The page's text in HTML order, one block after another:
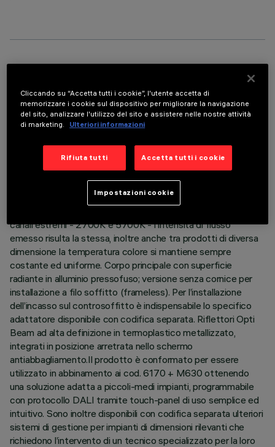
ULTIMO AGGIORNAMENTO: 05/08/2026
DESCRIZIONE
Apparecchio miniaturizzato ad incasso lineare Minimal a 5
elementi ottici. L’impiego di sorgenti LED ad elevato indice di
resa cromatica con diversa temperatura colore permette di
ottenere una modulazione dinamica della luce. La variazione
avviene miscelando l'emissione di 3 LED 2700K e 2 LED
canali estremi - 2700K e 5700K - l'intensità di flusso
emesso risulta la stessa, inoltre anche tra prodotti di diversa
dimensione la temperatura colore si mantiene sempre
costante ed uniforme. Corpo principale con superficie
radiante in alluminio pressofuso; versione senza cornice per
installazione a filo soffitto (frameless). Per l’installazione
dell’incasso sul controsoffitto è indispensabile lo specifico
adattatore disponibile con codifica separata. Riflettori Opti
Beam ad alta definizione in termoplastico metallizzato,
integrati in posizione arretrata nello schermo
antiabbagliamento.Il prodotto è conformato per essere
utilizzato in abbinamento ai cod. 6170 + M630 ottenendo
una soluzione adatta a piccoli-medi impianti, programmabile
con protocollo DALI tramite touch-panel di uso semplice ed
intuitivo. Sono inoltre disponibili con codifica separata ulteriori
sistemi di gestione per impianti di dimensioni rilevanti che
richiedono l’intervento di un tecnico specializzato per la loro
Cliccando su “Accetta tutti i cookie”, l'utente accetta di
memorizzare i cookie sul dispositivo per migliorare la navigazione
del sito, analizzare l'utilizzo del sito e assistere nelle nostre attività
di marketing.
Ulteriori informazioni
Rifiuta tutti Accetta tutti i cookie
Impostazioni cookie